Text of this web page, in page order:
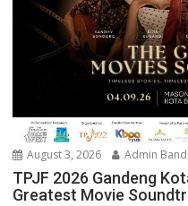
August 3, 2026 Admin
TPJF 2026 Gandeng
Greatest Movie